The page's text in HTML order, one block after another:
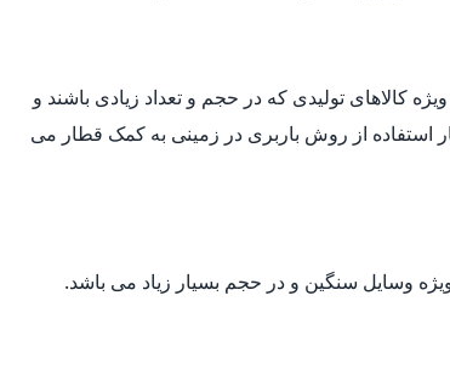
کالاهای تولیدی که در حجم و تعداد زیادی باشند و
استفاده از روش باربری در زمینی به کمک قطار می
وسایل سنگین و در حجم بسیار زیاد می باشد.